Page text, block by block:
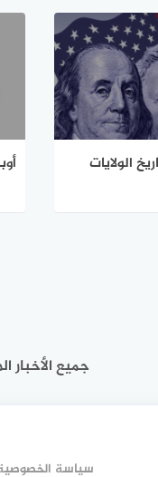
الولايات
جميع الأخبار
سياسة